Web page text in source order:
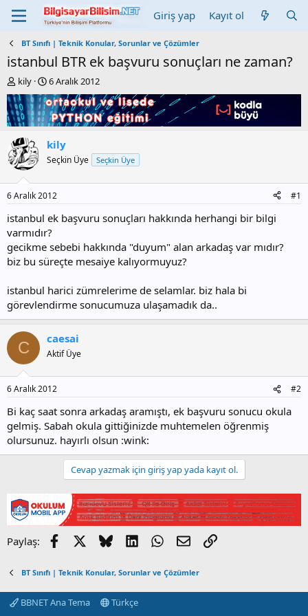
Giriş yap Kayıt ol
BT Sınıfı | Teknik Konular, Sorunlar ve Çözümler
istanbul BTR ek başvuru sonuçları ne zaman?
K
o
n
b
u
y
u
b
a
ş
l
a
t
n
kily
B
a
ş
l
a
n
g
ı
t
a
r
i
i
6 Aralık 2012
kily
Seçkin Üye Seçkin Üye
6 Aralık 2012 #1
istanbul ek başvuru sonuçları hakkında herhangi bir bilgi
varmıdır?
gecikme sebebi hakkında "duyum" alan arkadaş var mıdır?
biz bu süreçte mesaiye kalıyormuyuz?
istanbul harici zümrelerime de selamlar. biz hala bi
görevlendirme sonucumuza ulaşamadık da..
C caesai
Aktif Üye
6 Aralık 2012 #2
Bi kaç saat sonra arkadaş aramıştı, ek başvuru sonucu okula
gelmiş. Sabah okula gittiğinizde muhtemelen öğrenmiş
olursunuz. hayırlı olsun :wink:
Cevap yazmak için giriş yap yada kayıt ol.
Paylaş: Facebook BlueskyLinkedInWhatsApp
E-postaLink
BT Sınıfı | Teknik Konular, Sorunlar ve Çözümler
BBNET Ana Tema
Türkçe